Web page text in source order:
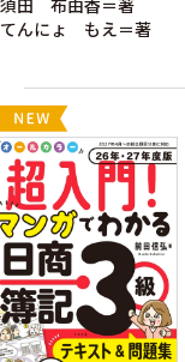
須田 布由香＝著
てんにょ もえ＝著